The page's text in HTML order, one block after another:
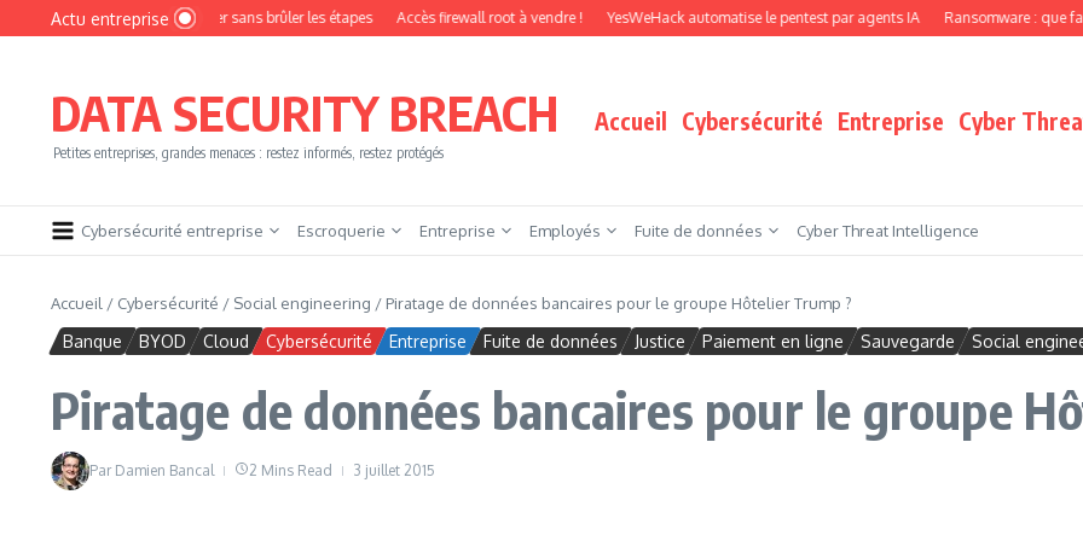
Aller au contenu
Actu entreprise
devenir pentester sans brûler les étapes Accès firewall root à vendre ! YesWeHack automatise le pentest par agents IA Ransomware : que faire
DATA SECURITY BREACH
Petites entreprises, grandes menaces : restez informés, restez protégés
Accueil Cybersécurité Entreprise Cyber
Cybersécurité entreprise Escroquerie Entreprise Employés Fuite de données Cyber Threat Intelligence
Accueil / Cybersécurité / Social engineering / Piratage de données bancaires pour le groupe Hôtelier Trump ?
Banque BYOD Cloud Cybersécurité Entreprise Fuite de données Justice Paiement en ligne Sauvegarde Social
Piratage de données bancaires pour le groupe
Par Damien Bancal 2 Mins Read 3 juillet 2015